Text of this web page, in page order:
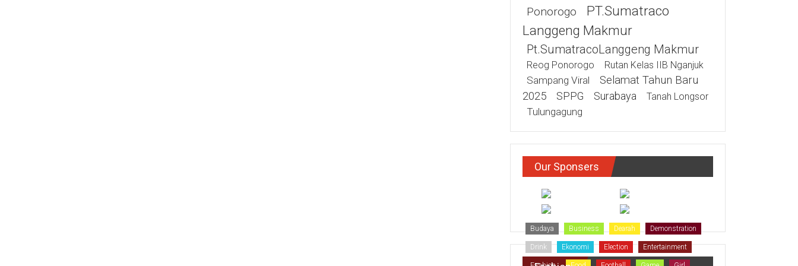
Ponorogo
PT.Sumatraco
Langgeng Makmur
Pt.SumatracoLanggeng Makmur
Reog Ponorogo Rutan Kelas IIB Nganjuk
Sampang Viral
Selamat Tahun Baru
2025
SPPG Surabaya Tanah Longsor
Tulungagung
Our Sponsers
Budaya Business Dearah Demonstration
Drink Ekonomi Election Entertainment